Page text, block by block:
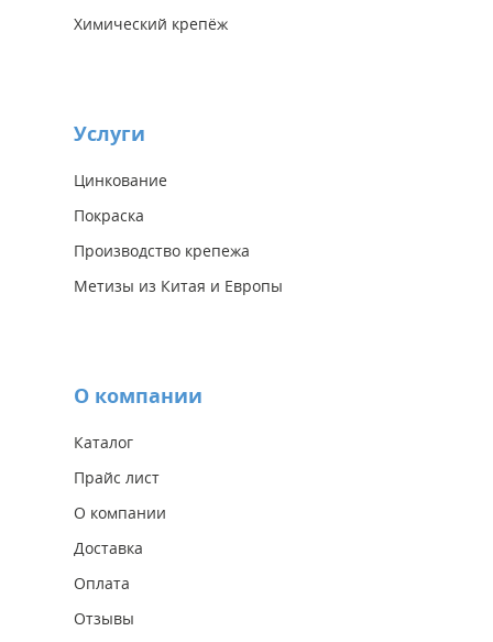
Химический крепёж
Услуги
Цинкование
Покраска
Производство крепежа
Метизы из Китая и Европы
О компании
Каталог
Прайс лист
О компании
Доставка
Оплата
Отзывы